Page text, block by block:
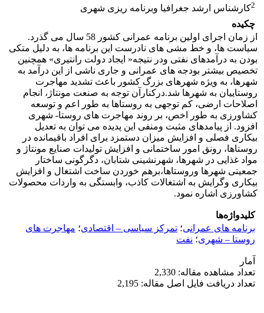
2کارشناس ارشد جغرافیا وبرنامه ریزی شهری
چکیده
از زمان اجرای اولین برنامه عمرانی کشور 58 سال می گذرد.
سیاست ها، و خط مشی های نادرست این برنامه ها، به دلیل متکی
بودن به درآمدهای نفتی ودر نتیجه« ایجاد دولت رانتیری» همچنین
تخصیص بیشتر بودجه های عمرانی و جاری ناشی از این درآمد به
شهرها، به ویژه شهرهای بزرگ کشور باعث تشدید مهاجرت
روستاییان به شهرها شد.درکنارآن توجه به صنعت مونتاژ، انجام
اصلاحات ارضی، کم توجهی به روستاها به طور اعم و توسعه
کشاورزی به طور اخص، بر روند مهاجرت های روستا- شهری
افزود. از پیامدهای مثبت ومنفی این پدیده می توان به تعدیل
بیکاری فصلی و افزایش میزان دستمزد برای افراد باقیمانده در
روستاها، رونق امور ساختمانی و افزایش تولیدات صنایع مونتاژ و
مواد غذایی در شهرها، شهرنشینی شتابان، دگرگونی ساختار
جمعیتی شهرها وروستاها،برهم خوردن ساخت اشتغال و افزایش
بیکاری وگرایش به اشتغالات کاذب، وابستگی به واردات محصولات
کشاورزی اشاره نمود.
کلیدواژه‌ها
برنامه های عمرانی؛ تمرکز سیاسی – اقتصادی؛ مهاجرت های
روستا – شهری؛ نفت
آمار
تعداد مشاهده مقاله: 2,330
تعداد دریافت فایل اصل مقاله: 2,195